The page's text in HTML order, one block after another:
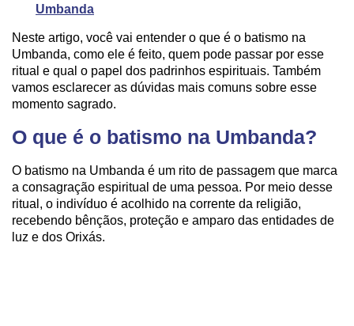
Umbanda
Neste artigo, você vai entender o que é o batismo na
Umbanda, como ele é feito, quem pode passar por esse
ritual e qual o papel dos padrinhos espirituais. Também
vamos esclarecer as dúvidas mais comuns sobre esse
momento sagrado.
O que é o batismo na Umbanda?
O batismo na Umbanda é um rito de passagem que marca
a consagração espiritual de uma pessoa. Por meio desse
ritual, o indivíduo é acolhido na corrente da religião,
recebendo bênçãos, proteção e amparo das entidades de
luz e dos Orixás.